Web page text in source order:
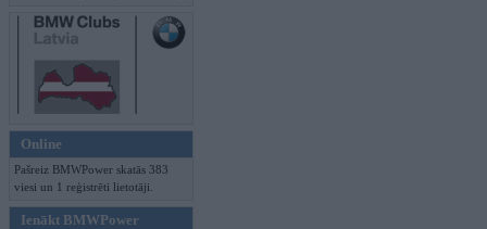
Online
Pašreiz BMWPower skatās 383
viesi un 1 reģistrēti lietotāji.
Ienākt BMWPower